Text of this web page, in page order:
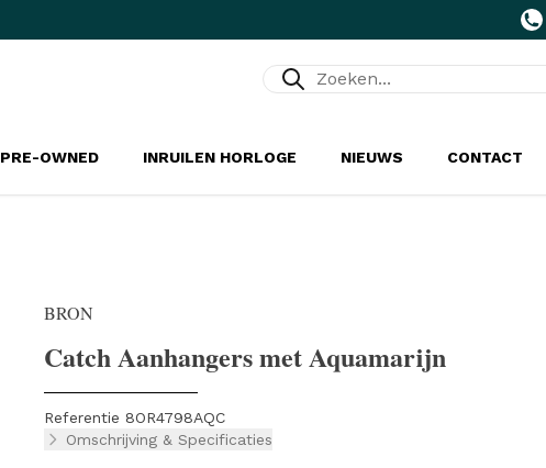
Zoeken...
PRE-OWNED INRUILEN HORLOGE NIEUWS CONTACT
BRON
Catch Aanhangers met Aquamarijn
Referentie 8OR4798AQC
Omschrijving & Specificaties